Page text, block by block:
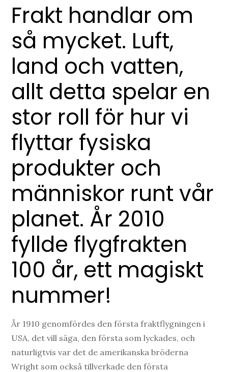
Frakt handlar om
så mycket. Luft,
land och vatten,
allt detta spelar en
stor roll för hur vi
flyttar fysiska
produkter och
människor runt vår
planet. År 2010
fyllde flygfrakten
100 år, ett magiskt
nummer!
År 1910 genomfördes den första fraktflygningen i
USA, det vill säga, den första som lyckades, och
naturligtvis var det de amerikanska bröderna
Wright som också tillverkade den första